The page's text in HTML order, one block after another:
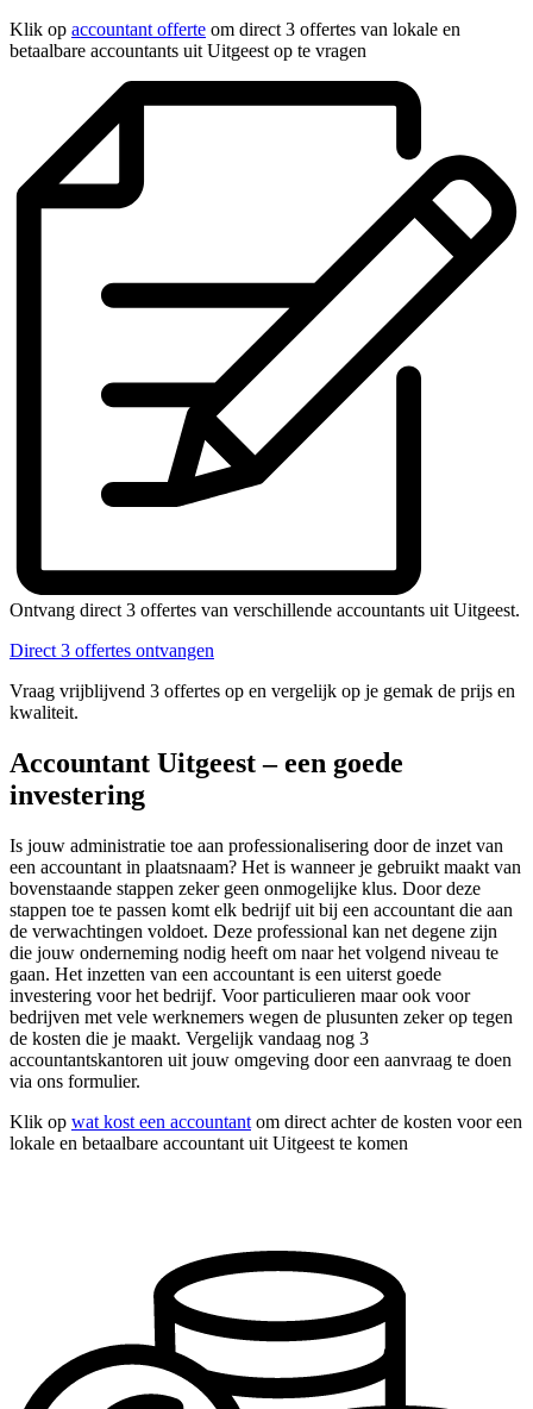
Klik op accountant offerte om direct 3 offertes van lokale en
betaalbare accountants uit Uitgeest op te vragen
Ontvang direct 3 offertes van verschillende accountants uit Uitgeest.
Direct 3 offertes ontvangen
Vraag vrijblijvend 3 offertes op en vergelijk op je gemak de prijs en
kwaliteit.
Accountant Uitgeest – een goede
investering
Is jouw administratie toe aan professionalisering door de inzet van
een accountant in plaatsnaam? Het is wanneer je gebruikt maakt van
bovenstaande stappen zeker geen onmogelijke klus. Door deze
stappen toe te passen komt elk bedrijf uit bij een accountant die aan
de verwachtingen voldoet. Deze professional kan net degene zijn
die jouw onderneming nodig heeft om naar het volgend niveau te
gaan. Het inzetten van een accountant is een uiterst goede
investering voor het bedrijf. Voor particulieren maar ook voor
bedrijven met vele werknemers wegen de plusunten zeker op tegen
de kosten die je maakt. Vergelijk vandaag nog 3
accountantskantoren uit jouw omgeving door een aanvraag te doen
via ons formulier.
Klik op wat kost een accountant om direct achter de kosten voor een
lokale en betaalbare accountant uit Uitgeest te komen